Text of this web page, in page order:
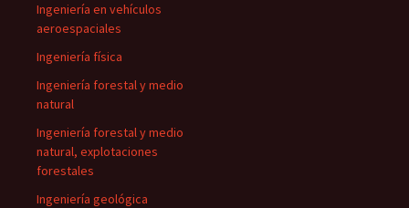
Ingeniería en vehículos
aeroespaciales
Ingeniería física
Ingeniería forestal y medio
natural
Ingeniería forestal y medio
natural, explotaciones
forestales
Ingeniería geológica